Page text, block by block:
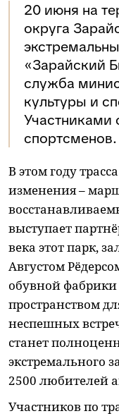
20 июня на
округа
«Зарайский
служба
культуры и
Участниками
спортсменов.
В этом году
изменения –
выступает
века этот парк,
Августом
обувной
пространством
неспешных
станет
экстремального
2500 любителей
Участников по